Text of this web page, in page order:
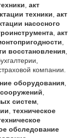
акт
техники акт
насосного
акт
восстановления
компании.
оборудования
систем
техническое
обследование